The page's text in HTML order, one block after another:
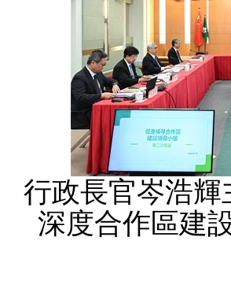
行政長官岑浩
深度合作區建